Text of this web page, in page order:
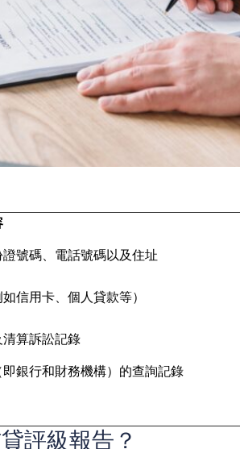
號碼、電話號碼以及住址
信用卡、個人貸款等）
算訴訟記錄
銀行和財務機構）的查詢記錄
評級報告？